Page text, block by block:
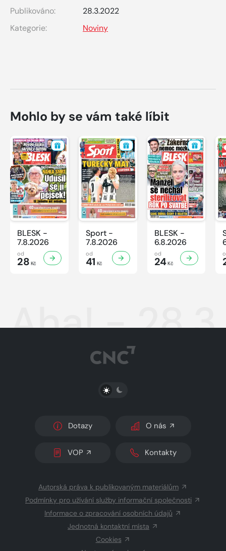
Publikováno:
28.3.2022
Kategorie:
Noviny
Mohlo by se vám také líbit
BLESK -
7.8.2026
od
28 Kč
Sport -
7.8.2026
od
41 Kč
BLESK -
6.8.2026
od
24Kč
Aha! -
PŘEPNOUT SVĚTLÝ/TMAVÝ REŽIM
Dotazy O nás
VOP Kontakty
Autorská práva k publikovaným materiálům
Podmínky pro užívání služby informační společnosti
Informace o zpracování osobních údajů
Jednotná kontaktní místa
Cookies